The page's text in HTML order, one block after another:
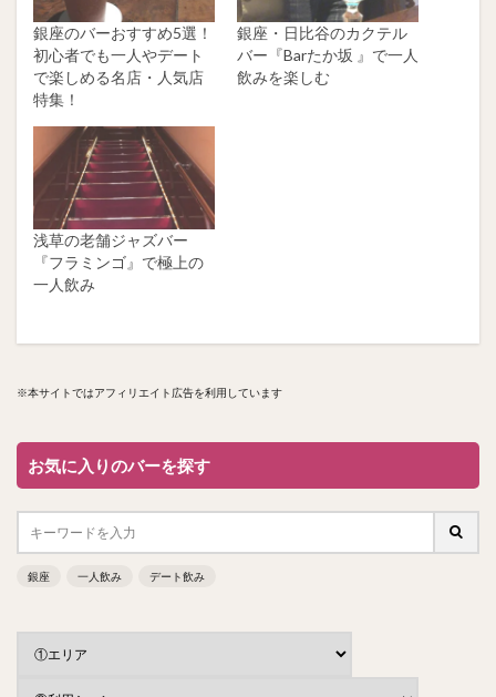
銀座のバーおすすめ5選！
初心者でも一人やデート
で楽しめる名店・人気店
特集！
銀座・日比谷のカクテル
バー『Barたか坂 』で一人
飲みを楽しむ
浅草の老舗ジャズバー
『フラミンゴ』で極上の
一人飲み
※本サイトではアフィリエイト広告を利用しています
お気に入りのバーを探す
銀座 一人飲み デート飲み